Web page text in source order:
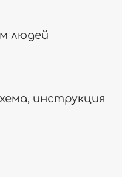
людей
инструкция